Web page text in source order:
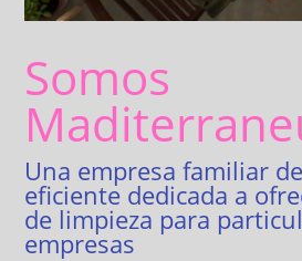
Somos
Una empresa familiar
eficiente dedicada a
de limpieza para
empresas